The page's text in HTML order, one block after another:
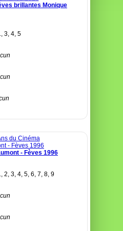
brillantes Monique
3, 4, 5
- Fèves 1996
2, 3, 4, 5, 6, 7, 8, 9